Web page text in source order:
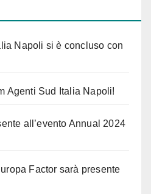
Napoli si è concluso con
Agenti Sud Italia Napoli!
all’evento Annual 2024
Factor sarà presente